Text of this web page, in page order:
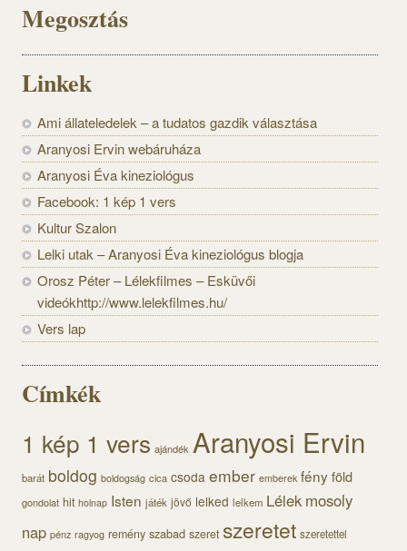
Megosztás
Linkek
Ami állateledelek – a tudatos gazdik választása
Aranyosi Ervin webáruháza
Aranyosi Éva kineziológus
Facebook: 1 kép 1 vers
Kultur Szalon
Lelki utak – Aranyosi Éva kineziológus blogja
Orosz Péter – Lélekfilmes – Esküvői
videókhttp://www.lelekfilmes.hu/
Vers lap
Címkék
1 kép 1 vers ajándék Aranyosi Ervin
barát boldog boldogság cica csoda ember emberek fényföld
gondolat hit holnap Isten játék jövő lelked lelkem Lélek mosoly
nap pénz ragyog remény szabad szeret szeretet szeretettel